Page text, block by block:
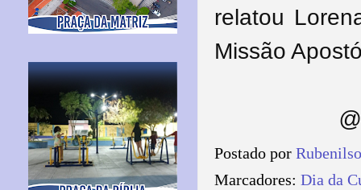
relatou
Missão
Postado por
Marcadores: Dia da